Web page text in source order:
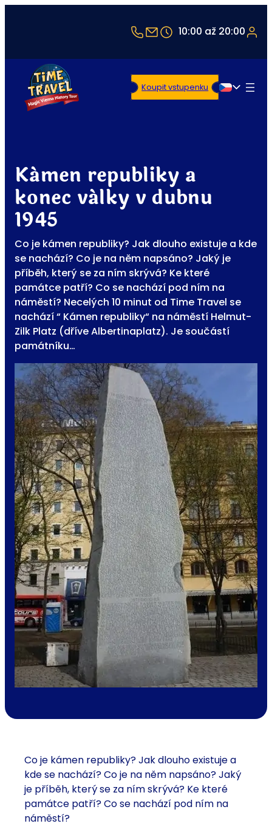
+43 1 5321514
office@timetravel-
10:00 až 20:00
Čeština
Koupit vstupenku
Kámen republiky a
konec války v dubnu
1945
Co je kámen republiky? Jak dlouho existuje a kde
se nachází? Co je na něm napsáno? Jaký je
příběh, který se za ním skrývá? Ke které
památce patří? Co se nachází pod ním na
náměstí? Necelých 10 minut od Time Travel se
nachází “ Kámen republiky“ na náměstí Helmut-
Zilk Platz (dříve Albertinaplatz). Je součástí
památníku…
Co je kámen republiky? Jak dlouho existuje a
kde se nachází? Co je na něm napsáno? Jaký
je příběh, který se za ním skrývá? Ke které
památce patří? Co se nachází pod ním na
náměstí?